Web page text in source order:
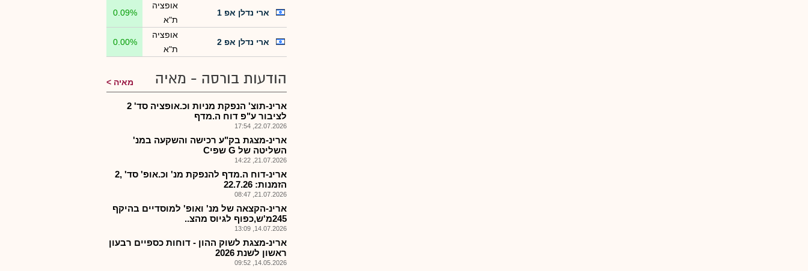
ארי נדלן אפ 1
אופציה
ת"א
0.09%
ארי נדלן אפ 2
אופציה
ת"א
0.00%
הודעות בורסה - מאיה מאיה
ארינ-תוצ' הנפקת מניות וכ.אופציה סד' 2
לציבור ע"פ דוח ה.מדף
22.07.2026, 17:54
ארינ-מצגת בק"ע רכישה והשקעה במנ'
השליטה של G שפיC
21.07.2026, 14:22
ארינ-דוח ה.מדף להנפקת מנ' וכ.אופ' סד' ,2
הזמנות: 22.7.26
21.07.2026, 08:47
ארינ-הקצאה של מנ' ואופ' למוסדיים בהיקף
245מ'ש,כפוף לגיוס מהצ..
14.07.2026, 13:09
ארינ-מצגת לשוק ההון - דוחות כספיים רבעון
ראשון לשנת 2026
14.05.2026, 09:52